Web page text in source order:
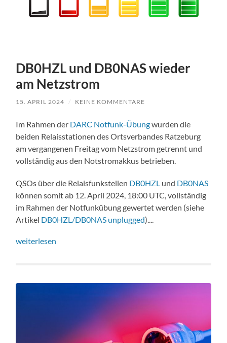
DB0HZL und DB0NAS wieder
am Netzstrom
15. APRIL 2024 / KEINE KOMMENTARE
Im Rahmen der DARC Notfunk-Übungwurden die
beiden Relaisstationen des Ortsverbandes Ratzeburg
am vergangenen Freitag vom Netzstrom getrennt und
vollständig aus den Notstromakkus betrieben.
QSOs über die Relaisfunkstellen DB0HZL und DB0NAS
können somit ab 12. April 2024, 18:00 UTC, vollständig
im Rahmen der Notfunkübung gewertet werden (siehe
Artikel DB0HZL/DB0NAS unplugged)....
weiterlesen